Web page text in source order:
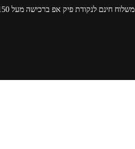
משלוח חינם לנקודת פיק אפ ברכישה מעל 150 ש"ח